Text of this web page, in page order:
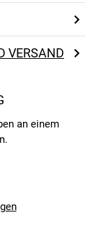
VERSAND
an einem